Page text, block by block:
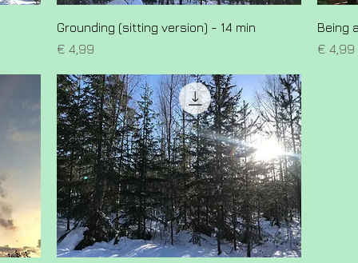
Grounding (sitting version) - 14 min
Prijs
€ 4,99
Being
Prijs
€ 4,99